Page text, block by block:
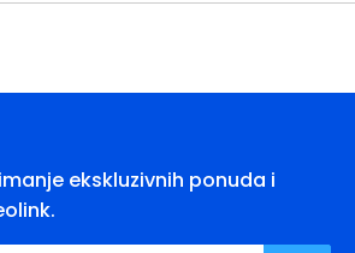
ekskluzivnih ponuda i